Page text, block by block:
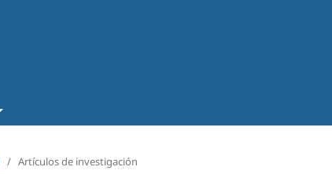
/ Artículos de investigación